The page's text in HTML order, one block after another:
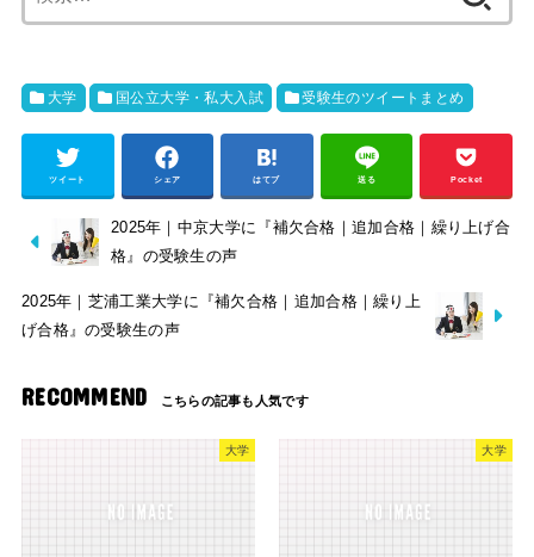
索:
大学 国公立大学・私大入試 受験生のツイートまとめ
ツイート シェア はてブ 送る Pocket
2025年｜中京大学に『補欠合格｜追加合格｜繰り上げ合
格』の受験生の声
2025年｜芝浦工業大学に『補欠合格｜追加合格｜繰り上
げ合格』の受験生の声
RECOMMEND
大学 大学